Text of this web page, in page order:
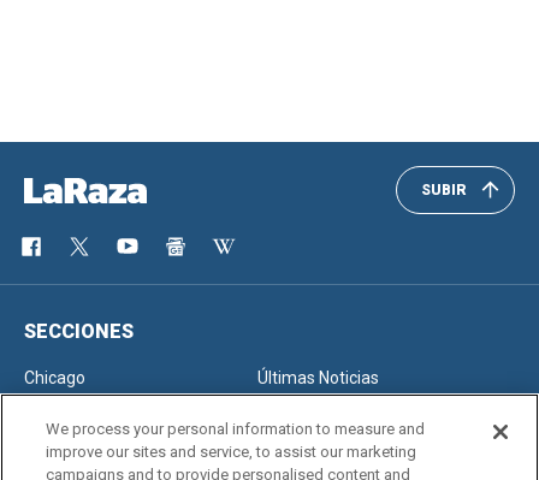
SUBIR
SECCIONES
Chicago
Últimas Noticias
We process your personal information to measure and
improve our sites and service, to assist our marketing
campaigns and to provide personalised content and